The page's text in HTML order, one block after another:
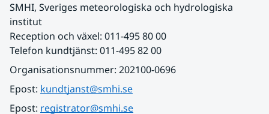
SMHI, Sveriges meteorologiska och hydrologiska
institut
Reception och växel: 011-495 80 00
Telefon kundtjänst: 011-495 82 00
Organisationsnummer: 202100-0696
Epost: kundtjanst@smhi.se
Epost: registrator@smhi.se